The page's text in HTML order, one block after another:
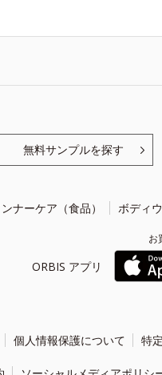
無料サンプルを探す
ナーケア（食品） ボディ
ORBIS アプリ
お
個人情報保護について 特